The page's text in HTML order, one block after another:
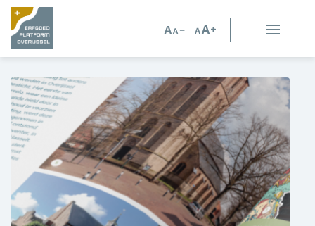
Erfgoedorganisaties
Verhalen
Kennis en advies
Kennisbank